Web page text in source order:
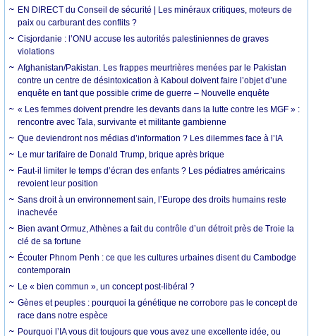
EN DIRECT du Conseil de sécurité | Les minéraux critiques, moteurs de
paix ou carburant des conflits ?
Cisjordanie : l’ONU accuse les autorités palestiniennes de graves
violations
Afghanistan/Pakistan. Les frappes meurtrières menées par le Pakistan
contre un centre de désintoxication à Kaboul doivent faire l’objet d’une
enquête en tant que possible crime de guerre – Nouvelle enquête
« Les femmes doivent prendre les devants dans la lutte contre les MGF » :
rencontre avec Tala, survivante et militante gambienne
Que deviendront nos médias d’information ? Les dilemmes face à l’IA
Le mur tarifaire de Donald Trump, brique après brique
Faut-il limiter le temps d’écran des enfants ? Les pédiatres américains
revoient leur position
Sans droit à un environnement sain, l’Europe des droits humains reste
inachevée
Bien avant Ormuz, Athènes a fait du contrôle d’un détroit près de Troie la
clé de sa fortune
Écouter Phnom Penh : ce que les cultures urbaines disent du Cambodge
contemporain
Le « bien commun », un concept post-libéral ?
Gènes et peuples : pourquoi la génétique ne corrobore pas le concept de
race dans notre espèce
Pourquoi l’IA vous dit toujours que vous avez une excellente idée, ou